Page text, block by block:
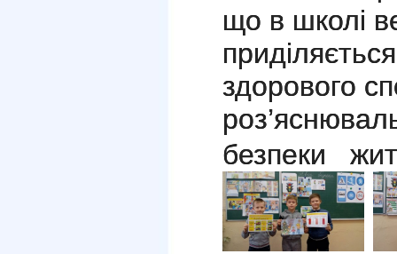
що в школі
здорового
безпеки